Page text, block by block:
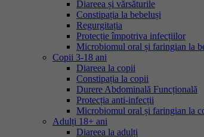
Diareea și vărsăturile
Constipația la bebeluși
Regurgitația
Protecție împotriva infecțiilor
Microbiomul oral și faringian la
Copii 3-18 ani
Diareea la copii
Constipația la copii
Durere Abdominală Funcțională
Protecția anti-infecții
Microbiomul oral și faringian la
Adulți 18+ ani
Diareea la adulți